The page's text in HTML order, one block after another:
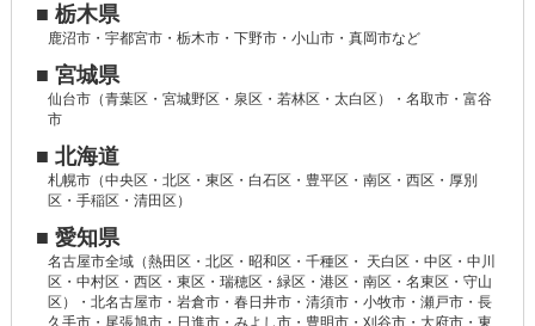
■ 栃木県
鹿沼市・宇都宮市・栃木市・下野市・小山市・真岡市など
■ 宮城県
仙台市（青葉区・宮城野区・泉区・若林区・太白区）・名取市・富谷
市
■ 北海道
札幌市（中央区・北区・東区・白石区・豊平区・南区・西区・厚別
区・手稲区・清田区）
■ 愛知県
名古屋市全域（熱田区・北区・昭和区・千種区・ 天白区・中区・中川
区・中村区・西区・東区・瑞穂区・緑区・港区・南区・名東区・守山
区）・北名古屋市・岩倉市・春日井市・清須市・小牧市・瀬戸市・長
久手市・尾張旭市・日進市・みよし市・豊明市・刈谷市・大府市・東